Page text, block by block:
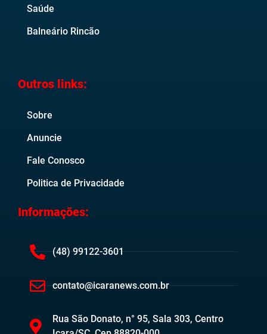
Saúde
Balneário Rincão
Outros links:
Sobre
Anuncie
Fale Conosco
Politica de Privacidade
Informações:
(48) 99122-3601
contato@icaranews.com.br
Rua São Donato, n° 95, Sala 303, Centro